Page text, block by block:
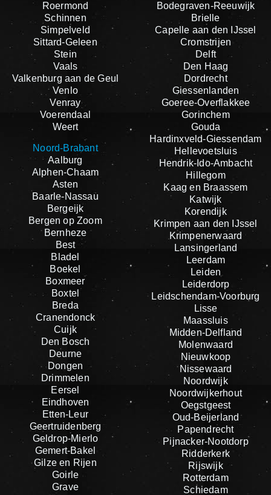
Roermond
Schinnen
Simpelveld
Sittard-Geleen
Stein
Vaals
Valkenburg aan de Geul
Venlo
Venray
Voerendaal
Weert
Noord-Brabant
Aalburg
Alphen-Chaam
Asten
Baarle-Nassau
Bergeijk
Bergen op Zoom
Bernheze
Best
Bladel
Boekel
Boxmeer
Boxtel
Breda
Cranendonck
Cuijk
Den Bosch
Deurne
Dongen
Drimmelen
Eersel
Eindhoven
Etten-Leur
Geertruidenberg
Geldrop-Mierlo
Gemert-Bakel
Gilze en Rijen
Goirle
Grave
Bodegraven-Reeuwijk
Brielle
Capelle aan den IJssel
Cromstrijen
Delft
Den Haag
Dordrecht
Giessenlanden
Goeree-Overflakkee
Gorinchem
Gouda
Hardinxveld-Giessendam
Hellevoetsluis
Hendrik-Ido-Ambacht
Hillegom
Kaag en Braassem
Katwijk
Korendijk
Krimpen aan den IJssel
Krimpenerwaard
Lansingerland
Leerdam
Leiden
Leiderdorp
Leidschendam-Voorburg
Lisse
Maassluis
Midden-Delfland
Molenwaard
Nieuwkoop
Nissewaard
Noordwijk
Noordwijkerhout
Oegstgeest
Oud-Beijerland
Papendrecht
Pijnacker-Nootdorp
Ridderkerk
Rijswijk
Rotterdam
Schiedam